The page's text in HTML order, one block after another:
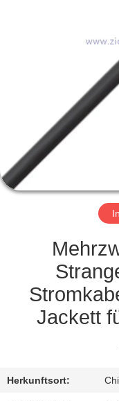
TRETEN
SIE
MIT
FORDERN
Jackett
Herkunftsort: